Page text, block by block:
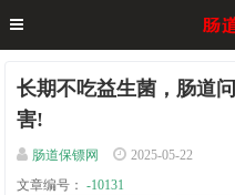
长期不吃益生菌，肠道
害!
肠道保镖网
2025-05-22
文章编号：
-10131